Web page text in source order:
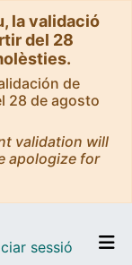
la validació
del 28
de
28 de agosto
validation will
apologize for
sessió (current)